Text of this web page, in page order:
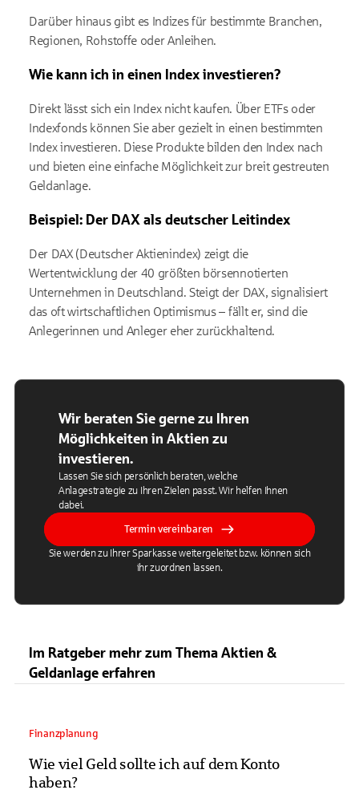
Darüber hinaus gibt es Indizes für bestimmte Branchen,
Regionen, Rohstoffe oder Anleihen.
Wie kann ich in einen Index investieren?
Direkt lässt sich ein Index nicht kaufen. Über ETFs oder
Indexfonds können Sie aber gezielt in einen bestimmten
Index investieren. Diese Produkte bilden den Index nach
und bieten eine einfache Möglichkeit zur breit gestreuten
Geldanlage.
Beispiel: Der DAX als deutscher Leitindex
Der DAX (Deutscher Aktienindex) zeigt die
Wertentwicklung der 40 größten börsennotierten
Unternehmen in Deutschland. Steigt der DAX, signalisiert
das oft wirtschaftlichen Optimismus – fällt er, sind die
Anlegerinnen und Anleger eher zurückhaltend.
Wir beraten Sie gerne zu Ihren
Möglichkeiten in Aktien zu
investieren.
Lassen Sie sich persönlich beraten, welche
Anlagestrategie zu Ihren Zielen passt. Wir helfen Ihnen
dabei.
Termin vereinbaren
Sie werden zu Ihrer Sparkasse weitergeleitet bzw. können sich
ihr zuordnen lassen.
Im Ratgeber mehr zum Thema Aktien &
Geldanlage erfahren
Finanzplanung
Wie viel Geld sollte ich auf dem Konto
haben?